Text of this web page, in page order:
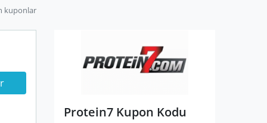
kuponlar
Protein7 Kupon Kodu